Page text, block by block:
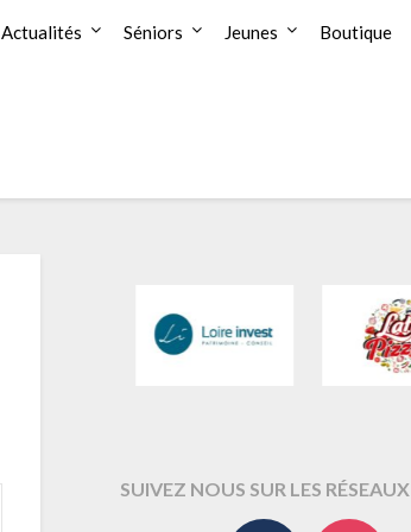
Actualités Séniors Jeunes Boutique
SUIVEZ NOUS SUR LES RÉSEAUX